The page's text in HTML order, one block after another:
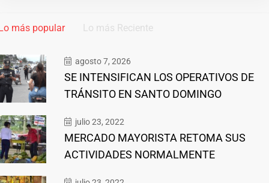
más popular Lo más Reciente
agosto 7, 2026
SE INTENSIFICAN LOS OPERATIVOS DE
TRÁNSITO EN SANTO DOMINGO
julio 23, 2022
MERCADO MAYORISTA RETOMA SUS
ACTIVIDADES NORMALMENTE